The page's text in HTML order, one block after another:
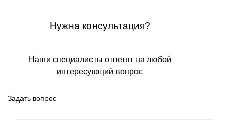
Нужна консультация?
Наши специалисты ответят на любой
интересующий вопрос
Задать вопрос